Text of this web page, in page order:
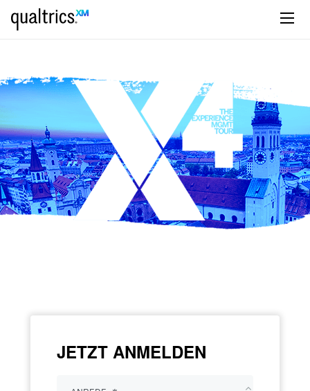
zum Hauptinhalt springen
JETZT ANMELDEN